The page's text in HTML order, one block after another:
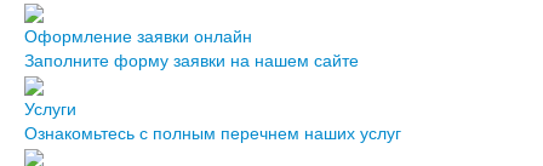
Оформление заявки онлайн
Заполните форму заявки на нашем сайте
Услуги
Ознакомьтесь с полным перечнем наших услуг